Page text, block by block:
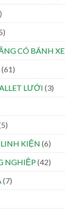
CÓ BÁNH XE
(61)
LƯỚI (3)
LINH KIỆN (6)
NGHIỆP(42)
(7)